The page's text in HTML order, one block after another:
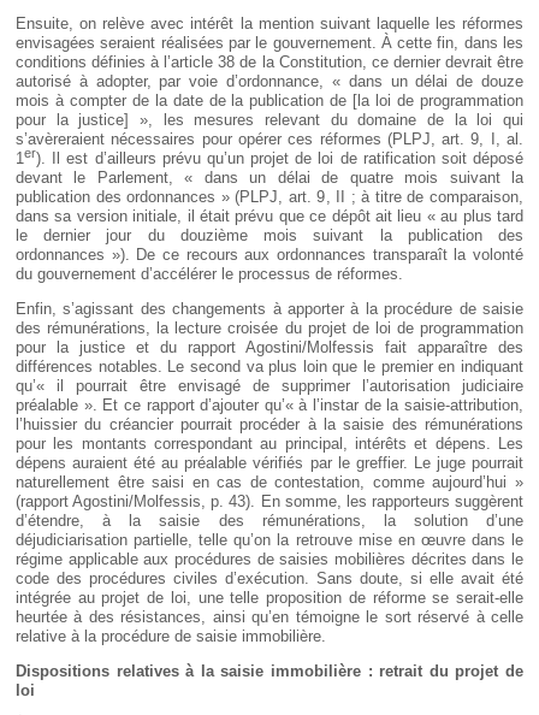
Ensuite, on relève avec intérêt la mention suivant laquelle les réformes
envisagées seraient réalisées par le gouvernement. À cette fin, dans les
conditions définies à l’article 38 de la Constitution, ce dernier devrait être
autorisé à adopter, par voie d’ordonnance, « dans un délai de douze
mois à compter de la date de la publication de [la loi de programmation
pour la justice] », les mesures relevant du domaine de la loi qui
s’avèreraient nécessaires pour opérer ces réformes (PLPJ, art. 9, I, al.
1er). Il est d’ailleurs prévu qu’un projet de loi de ratification soit déposé
devant le Parlement, « dans un délai de quatre mois suivant la
publication des ordonnances » (PLPJ, art. 9, II ; à titre de comparaison,
dans sa version initiale, il était prévu que ce dépôt ait lieu « au plus tard
le dernier jour du douzième mois suivant la publication des
ordonnances »). De ce recours aux ordonnances transparaît la volonté
du gouvernement d’accélérer le processus de réformes.
Enfin, s’agissant des changements à apporter à la procédure de saisie
des rémunérations, la lecture croisée du projet de loi de programmation
pour la justice et du rapport Agostini/Molfessis fait apparaître des
différences notables. Le second va plus loin que le premier en indiquant
qu’« il pourrait être envisagé de supprimer l’autorisation judiciaire
préalable ». Et ce rapport d’ajouter qu’« à l’instar de la saisie-attribution,
l’huissier du créancier pourrait procéder à la saisie des rémunérations
pour les montants correspondant au principal, intérêts et dépens. Les
dépens auraient été au préalable vérifiés par le greffier. Le juge pourrait
naturellement être saisi en cas de contestation, comme aujourd’hui »
(rapport Agostini/Molfessis, p. 43). En somme, les rapporteurs suggèrent
d’étendre, à la saisie des rémunérations, la solution d’une
déjudiciarisation partielle, telle qu’on la retrouve mise en œuvre dans le
régime applicable aux procédures de saisies mobilières décrites dans le
code des procédures civiles d’exécution. Sans doute, si elle avait été
intégrée au projet de loi, une telle proposition de réforme se serait-elle
heurtée à des résistances, ainsi qu’en témoigne le sort réservé à celle
relative à la procédure de saisie immobilière.
Dispositions relatives à la saisie immobilière : retrait du projet de
loi